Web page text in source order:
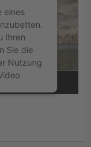
eines
Ihren
Sie die
Nutzung